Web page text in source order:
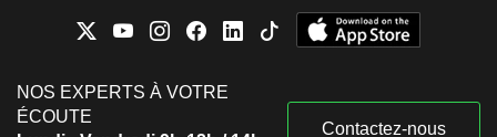
NOS EXPERTS À VOTRE
ÉCOUTE
Contactez-nous